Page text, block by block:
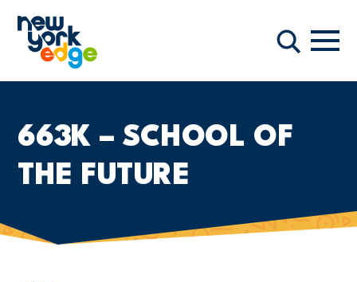
찾다
항해
663K – SCHOOL OF
THE FUTURE